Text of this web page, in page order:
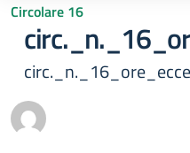
Circolare 16